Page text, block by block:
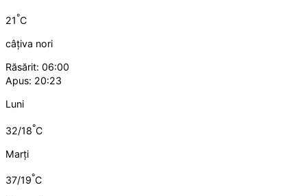
21°C
câțiva nori
Răsărit: 06:00
Apus: 20:23
Luni
32/18°C
Marți
37/19°C